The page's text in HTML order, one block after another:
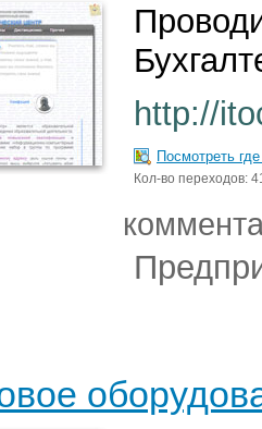
http://
Посмотреть
Кол-во переходов: